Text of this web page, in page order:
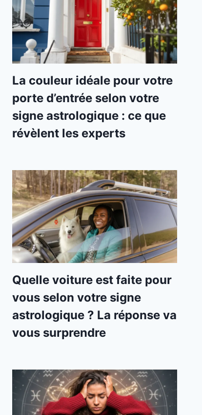
La couleur idéale pour votre
porte d’entrée selon votre
signe astrologique : ce que
révèlent les experts
Quelle voiture est faite pour
vous selon votre signe
astrologique ? La réponse va
vous surprendre